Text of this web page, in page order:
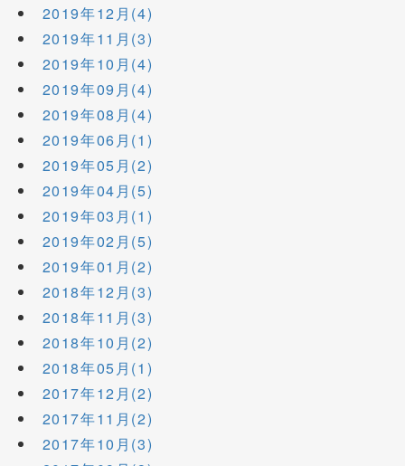
2019年12月(4)
2019年11月(3)
2019年10月(4)
2019年09月(4)
2019年08月(4)
2019年06月(1)
2019年05月(2)
2019年04月(5)
2019年03月(1)
2019年02月(5)
2019年01月(2)
2018年12月(3)
2018年11月(3)
2018年10月(2)
2018年05月(1)
2017年12月(2)
2017年11月(2)
2017年10月(3)